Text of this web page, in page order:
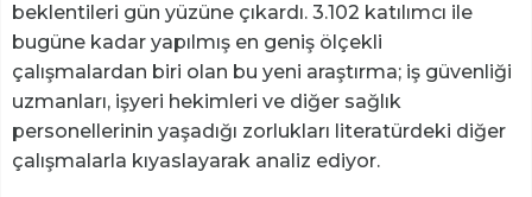
beklentileri gün yüzüne çıkardı. 3.102 katılımcı ile
bugüne kadar yapılmış en geniş ölçekli
çalışmalardan biri olan bu yeni araştırma; iş güvenliği
uzmanları, işyeri hekimleri ve diğer sağlık
personellerinin yaşadığı zorlukları literatürdeki diğer
çalışmalarla kıyaslayarak analiz ediyor.